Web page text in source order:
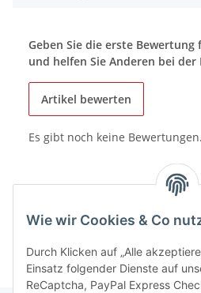
Geben Sie die erste
und helfen Sie Anderen bei
Artikel bewerten
Es gibt noch keine Bewertungen.
Wie wir Cookies & Co
Durch Klicken auf „Alle
Einsatz folgender Dienste auf
ReCaptcha, PayPal Express